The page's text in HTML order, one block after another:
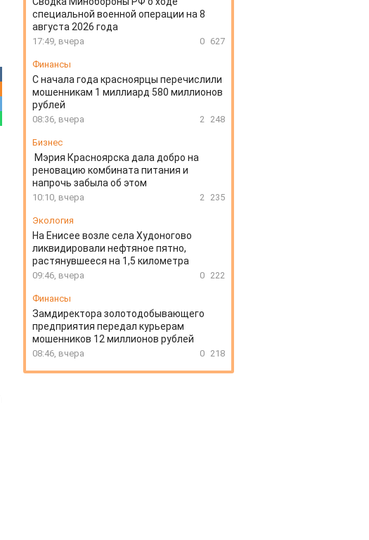
специальной военной операции на 8
августа 2026 года
17:49, вчера 0 627
Финансы
С начала года красноярцы перечислили
мошенникам 1 миллиард 580 миллионов
рублей
08:36, вчера 2 248
Бизнес
Мэрия Красноярска дала добро на
реновацию комбината питания и
напрочь забыла об этом
10:10, вчера 2 235
Экология
На Енисее возле села Худоногово
ликвидировали нефтяное пятно,
растянувшееся на 1,5 километра
09:46, вчера 0 222
Финансы
Замдиректора золотодобывающего
предприятия передал курьерам
мошенников 12 миллионов рублей
08:46, вчера 0 218